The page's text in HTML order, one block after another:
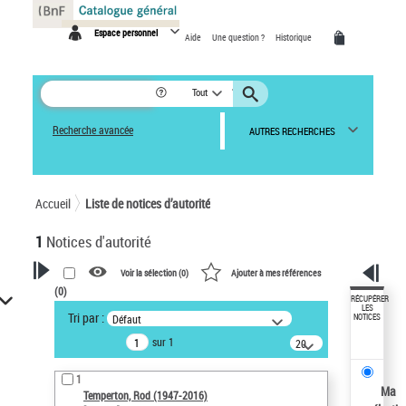
Espace personnel Aide Une question ? Historique
Tout
Recherche avancée AUTRES RECHERCHES
Accueil Liste de notices d’autorité
1 Notices d'autorité
VOTRE RECHERCHE
Recherche avancée dans les
notices d’autorité
Œuvres liées à l'auteur :
Temperton, Rod (1947-2016)
Voir la sélection (0) Ajouter à mes références
(0)
Tri par : Défaut
sur 1
20
résultats/page
1
Temperton, Rod (1947-2016)
RÉCUPÉRER
LES
NOTICES
Ma
Panneau de gestion des cookies